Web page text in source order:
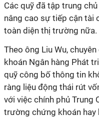
Các quỹ đã tập trung
nâng cao sự tiếp cận tài
toàn diện thị trường nữa.
Theo ông Liu Wu,
khoán Ngân hàng Phát
quỹ công bố thông tin
ràng liệu động thái rút
với việc chính phủ Trung
trường chứng khoán